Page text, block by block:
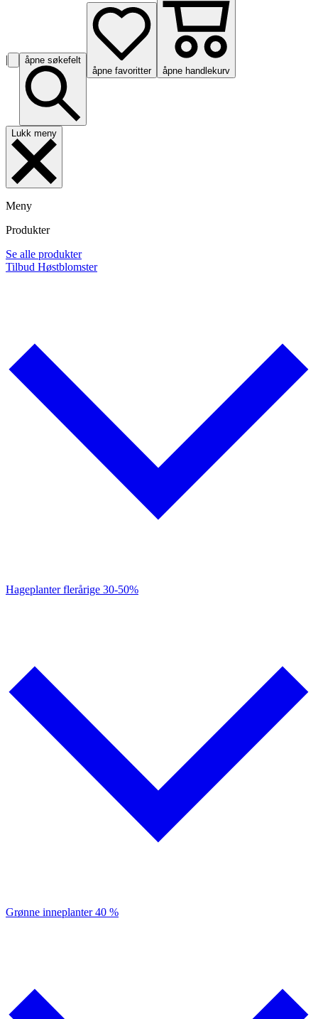
|
åpne søkefelt
åpne favoritter
åpne handlekurv
Lukk meny
Meny
Produkter
Se alle produkter
Tilbud Høstblomster
Hageplanter flerårige 30-50%
Grønne inneplanter40 %